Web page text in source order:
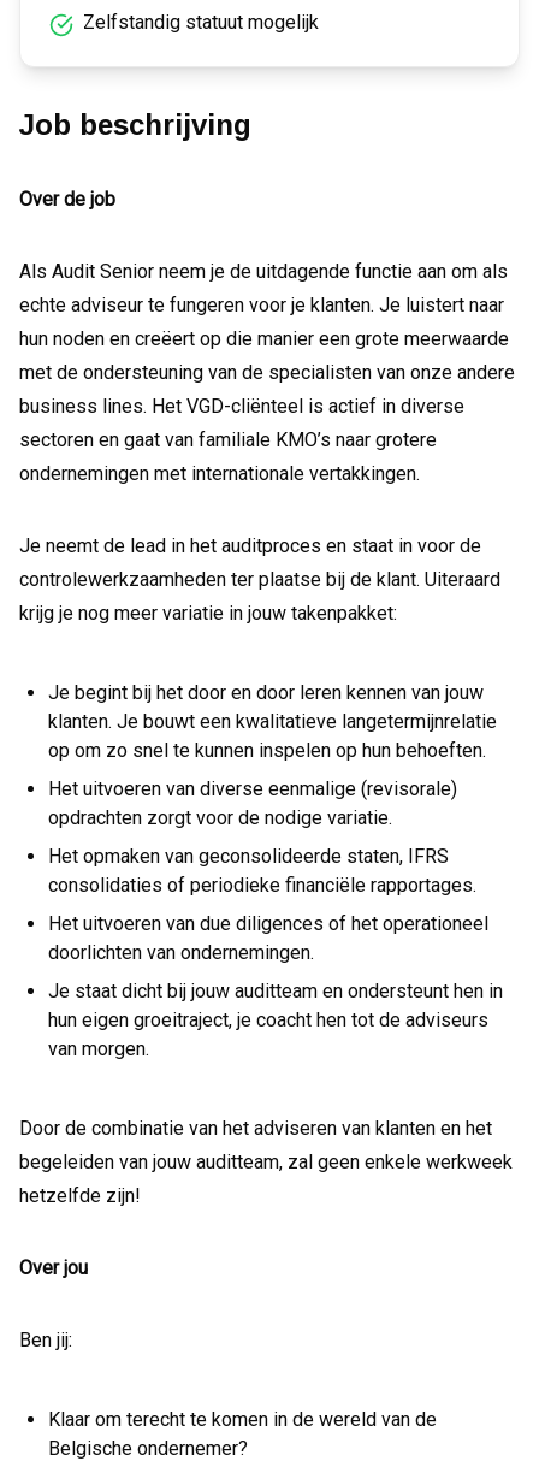
Zelfstandig statuut mogelijk
Job beschrijving
Over de job
Als Audit Senior neem je de uitdagende functie aan om als
echte adviseur te fungeren voor je klanten. Je luistert naar
hun noden en creëert op die manier een grote meerwaarde
met de ondersteuning van de specialisten van onze andere
business lines. Het VGD-cliënteel is actief in diverse
sectoren en gaat van familiale KMO’s naar grotere
ondernemingen met internationale vertakkingen.
Je neemt de lead in het auditproces en staat in voor de
controlewerkzaamheden ter plaatse bij de klant. Uiteraard
krijg je nog meer variatie in jouw takenpakket:
Je begint bij het door en door leren kennen van jouw
klanten. Je bouwt een kwalitatieve langetermijnrelatie
op om zo snel te kunnen inspelen op hun behoeften.
Het uitvoeren van diverse eenmalige (revisorale)
opdrachten zorgt voor de nodige variatie.
Het opmaken van geconsolideerde staten, IFRS
consolidaties of periodieke financiële rapportages.
Het uitvoeren van due diligences of het operationeel
doorlichten van ondernemingen.
Je staat dicht bij jouw auditteam en ondersteunt hen in
hun eigen groeitraject, je coacht hen tot de adviseurs
van morgen.
Door de combinatie van het adviseren van klanten en het
begeleiden van jouw auditteam, zal geen enkele werkweek
hetzelfde zijn!
Over jou
Ben jij:
Klaar om terecht te komen in de wereld van de
Belgische ondernemer?